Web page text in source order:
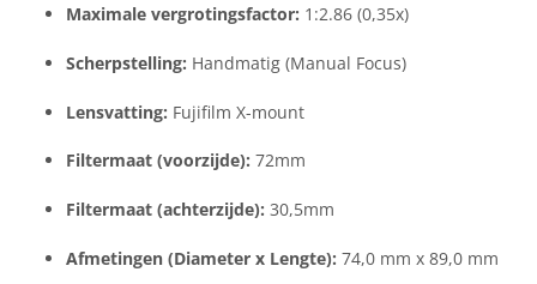
Maximale vergrotingsfactor: 1:2.86 (0,35x)
Scherpstelling: Handmatig (Manual Focus)
Lensvatting: Fujifilm X-mount
Filtermaat (voorzijde): 72mm
Filtermaat (achterzijde): 30,5mm
Afmetingen (Diameter x Lengte): 74,0 mm x 89,0 mm